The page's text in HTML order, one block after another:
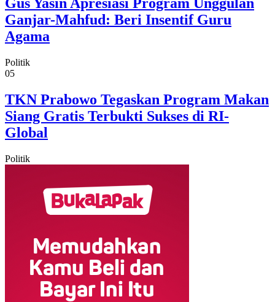
Ganjar-Mahfud: Beri Insentif Guru
Agama
Politik
05
TKN Prabowo Tegaskan Program Makan
Siang Gratis Terbukti Sukses di RI-
Global
Politik